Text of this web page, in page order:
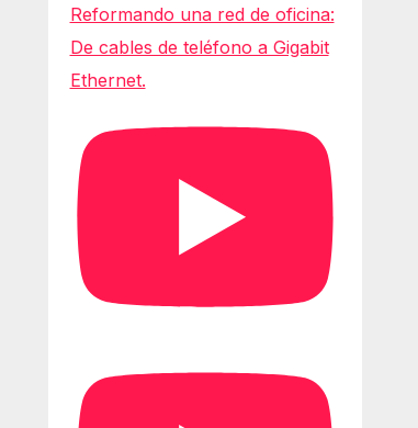
Reformando una red de oficina:
De cables de teléfono a Gigabit
Ethernet.